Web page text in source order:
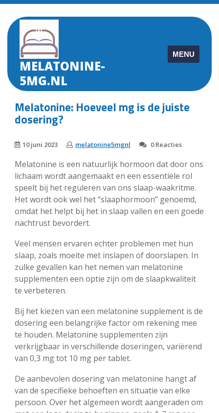
Skip
content
MELATONINE-
5MG.NL
MENU
Melatonine: Hoeveel mg is de juiste
dosering?
10 juni 2023 melatonine5mgnl 0 Reacties
Melatonine is een natuurlijk hormoon dat door ons
lichaam wordt aangemaakt en een essentiële rol
speelt bij het reguleren van ons slaap-waakritme.
Het wordt ook wel het “slaaphormoon” genoemd,
omdat het helpt bij het in slaap vallen en een goede
nachtrust bevordert.
Veel mensen ervaren echter problemen met hun
slaap, zoals moeite met inslapen of doorslapen. In
zulke gevallen kan het nemen van melatonine
supplementen een optie zijn om de slaapkwaliteit
te verbeteren.
Bij het kiezen van een melatonine supplement is de
dosering een belangrijke factor om rekening mee
te houden. Melatonine supplementen zijn
verkrijgbaar in verschillende doseringen, variërend
van 0,3 mg tot 10 mg per tablet.
De aanbevolen dosering van melatonine hangt af
van de specifieke behoeften en situatie van elke
persoon. Over het algemeen wordt aangeraden om